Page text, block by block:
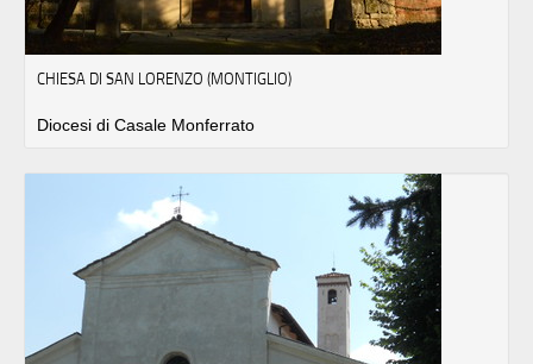
CHIESA DI SAN LORENZO (MONTIGLIO)
Diocesi di Casale Monferrato